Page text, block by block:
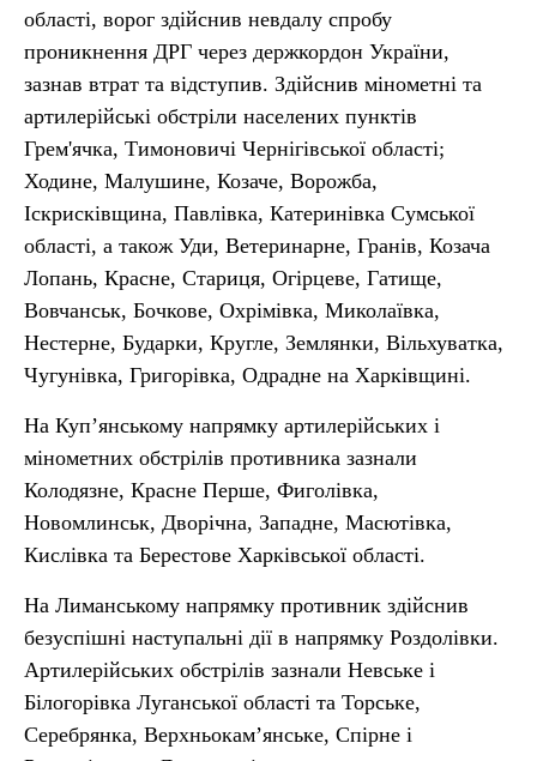
області, ворог здійснив невдалу спробу
проникнення ДРГ через держкордон України,
зазнав втрат та відступив. Здійснив мінометні та
артилерійські обстріли населених пунктів
Грем'ячка, Тимоновичі Чернігівської області;
Ходине, Малушине, Козаче, Ворожба,
Іскрисківщина, Павлівка, Катеринівка Сумської
області, а також Уди, Ветеринарне, Гранів, Козача
Лопань, Красне, Стариця, Огірцеве, Гатище,
Вовчанськ, Бочкове, Охрімівка, Миколаївка,
Нестерне, Бударки, Кругле, Землянки, Вільхуватка,
Чугунівка, Григорівка, Одрадне на Харківщині.
На Куп’янському напрямку артилерійських і
мінометних обстрілів противника зазнали
Колодязне, Красне Перше, Фиголівка,
Новомлинськ, Дворічна, Западне, Масютівка,
Кислівка та Берестове Харківської області.
На Лиманському напрямку противник здійснив
безуспішні наступальні дії в напрямку Роздолівки.
Артилерійських обстрілів зазнали Невське і
Білогорівка Луганської області та Торське,
Серебрянка, Верхньокам’янське, Спірне і